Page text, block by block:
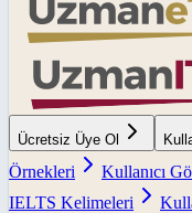
Ücretsiz Üye Ol
Örnekleri
Kullanıcı
IELTS Kelimeleri